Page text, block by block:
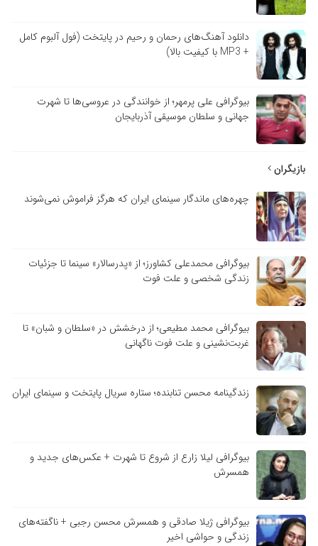
دانلود آهنگ‌های رحمان و رحیم در پایتخت (فول آلبوم کامل
+ MP3 با کیفیت بالا)
بیوگرافی علی پرمهر؛ از خوانندگی در عروسی‌ها تا شهرت
جهانی و سلطان موسیقی آذربایجان
بازیگران
چهره‌های ماندگار سینمای ایران که هرگز فراموش نمی‌شوند
بیوگرافی محمدعلی کشاورز؛ از «پدرسالار» سینما تا جزئیات
زندگی شخصی و علت فوت
بیوگرافی محمد مطیعی؛ از درخشش در «سلطان و شبان» تا
غربت‌نشینی و علت فوت ناگهانی
زندگینامه محسن تنابنده؛ ستاره سریال پایتخت و سینمای ایران
بیوگرافی لیلا زارع از شروع تا شهرت + عکس‌های جدید و
همسرش
بیوگرافی ژیلا صادقی و همسرش محسن رجبی + ناگفته‌های
زندگی و حواشی اخیر